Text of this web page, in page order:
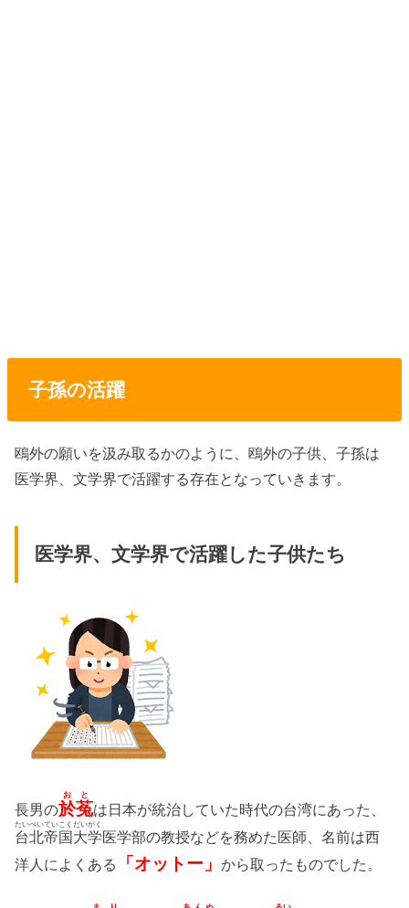
子孫の活躍
鴎外の願いを汲み取るかのように、鴎外の子供、子孫は
医学界、文学界で活躍する存在となっていきます。
医学界、文学界で活躍した子供たち
長男の於菟
おと
は日本が統治していた時代の台湾にあった、
台北帝国大学
たいぺいていこくだいがく
医学部の教授などを務めた医師、名前は西
洋人によくある
「オットー」から取ったものでした。